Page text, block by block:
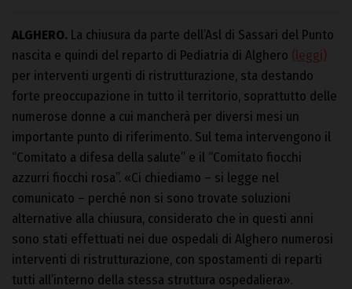
ALGHERO. La chiusura da parte dell’Asl di Sassari del Punto
nascita e quindi del reparto di Pediatria di Alghero (leggi)
per interventi urgenti di ristrutturazione, sta destando
forte preoccupazione in tutto il territorio, soprattutto delle
numerose donne a cui mancherà per diversi mesi un
importante punto di riferimento. Sul tema intervengono il
“Comitato a difesa della salute” e il “Comitato fiocchi
azzurri fiocchi rosa”. «Ci chiediamo – si legge nel
comunicato – perché non si sono trovate soluzioni
alternative alla chiusura, considerato che in questi anni
sono stati effettuati nei due ospedali di Alghero numerosi
interventi di ristrutturazione, con spostamenti di reparti
tutti all’interno della stessa struttura ospedaliera».